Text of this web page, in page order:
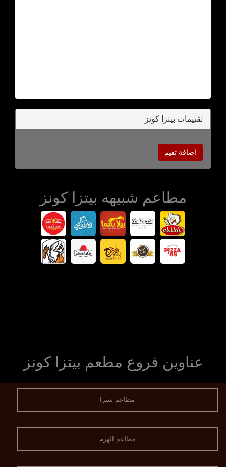
تقييمات بيتزا كونز
اضافة تقيم
مطاعم شبيهه بيتزا كونز
عناوين فروع مطعم بيتزا كونز
مطاعم شبرا
مطاعم الهرم